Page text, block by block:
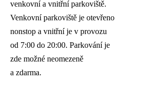
venkovní a vnitřní parkoviště.
Venkovní parkoviště je otevřeno
nonstop a vnitřní je v provozu
od 7:00 do 20:00. Parkování je
zde možné neomezeně
a zdarma.